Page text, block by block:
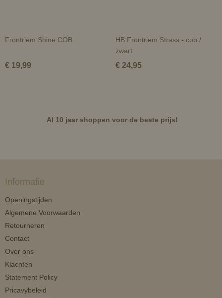
Frontriem Shine COB
€ 19,99
HB Frontriem Strass - cob /
zwart
€ 24,95
Al 10 jaar shoppen voor de beste prijs!
Informatie
Openingstijden
Algemene Voorwaarden
Retourneren
Contact
Over ons
Klachten
Statement Policy
Pricavybeleid